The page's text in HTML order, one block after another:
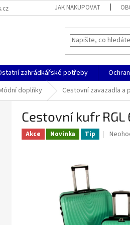
JAK NAKUPOVAT
zahrádkářské potřeby
doplňky Cestovní zavazadla a
Cestovní kufr RGL
Akce Novinka Tip
5